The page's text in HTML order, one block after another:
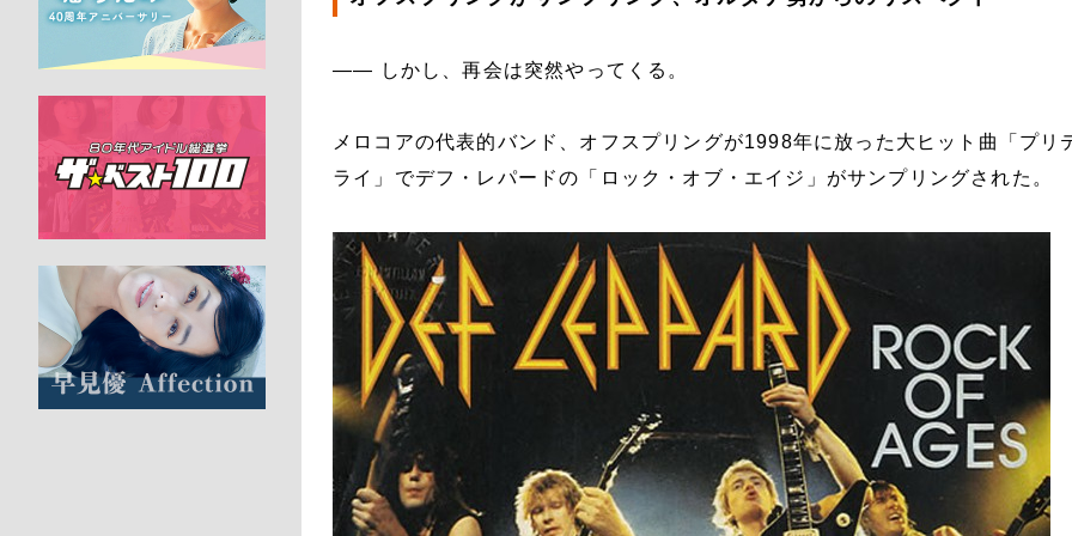
―― しかし、再会は突然やってくる。
メロコアの代表的バンド、オフスプリングが1998年に放った大ヒット曲「プリ
ライ」でデフ・レパードの「ロック・オブ・エイジ」がサンプリングされた。